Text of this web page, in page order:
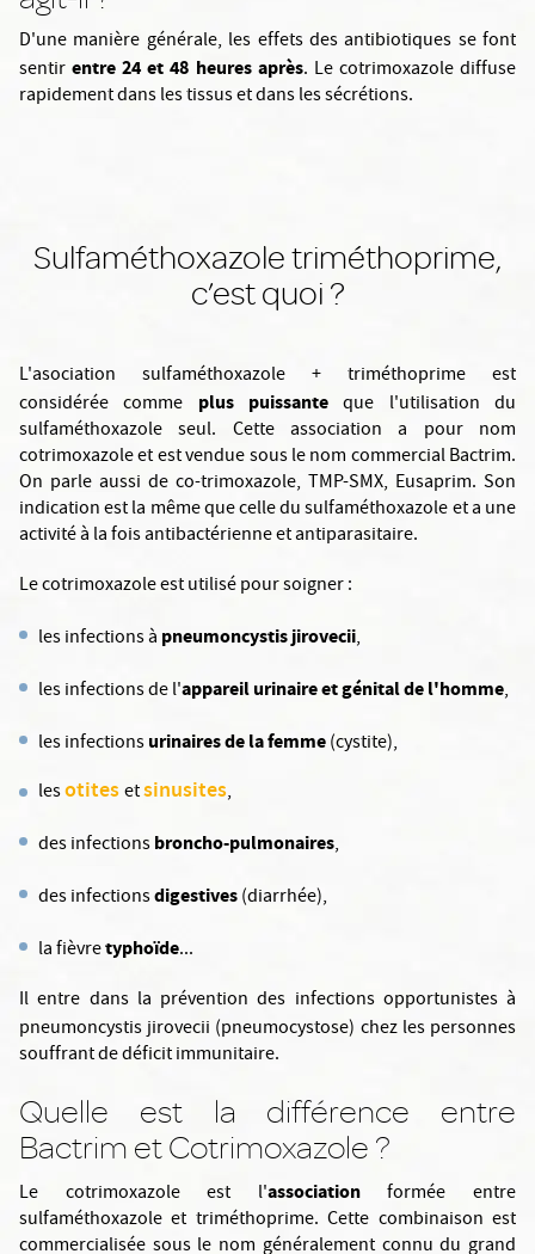
D'une manière générale, les effets des antibiotiques se font
sentirentre 24 et 48 heures après. Le cotrimoxazole diffuse
rapidement dans les tissus et dans les sécrétions.
Sulfaméthoxazole triméthoprime,
c’est quoi ?
L'asociation sulfaméthoxazole + triméthoprime est
considérée comme
plus puissante que l'utilisation du
sulfaméthoxazole seul. Cette association a pour nom
cotrimoxazole et est vendue sous le nom commercial Bactrim.
On parle aussi de co-trimoxazole, TMP-SMX, Eusaprim. Son
indication est la même que celle du sulfaméthoxazole et a une
activité à la fois antibactérienne et antiparasitaire.
Le cotrimoxazole est utilisé pour soigner :
les infections à pneumoncystis jirovecii,
les infections de l'appareil urinaire et génital de l'homme,
les infectionsurinaires de la femme(cystite),
lesotitesetsinusites,
des infectionsbroncho-pulmonaires,
des infectionsdigestives(diarrhée),
la fièvretyphoïde...
Il entre dans la prévention des infections opportunistes à
pneumoncystisjirovecii (pneumocystose) chez les personnes
souffrant de déficit immunitaire.
Quelle est la différence entre
Bactrim et Cotrimoxazole ?
Le cotrimoxazole est l'associationformée entre
sulfaméthoxazole et triméthoprime. Cette combinaison est
commercialisée sous le nom généralement connu du grand